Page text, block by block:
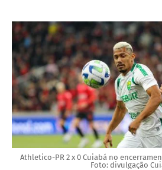
Athletico-PR 2 x 0 Cuiabá no
Foto: divulgação